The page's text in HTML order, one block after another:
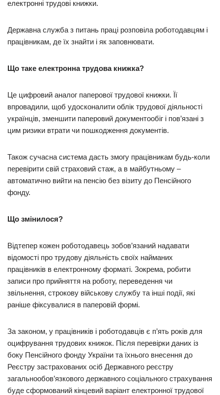
електронні трудові книжки.
Державна служба з питань праці розповіла роботодавцям і
працівникам, де їх знайти і як заповнювати.
Що таке електронна трудова книжка?
Це цифровий аналог паперової трудової книжки. Її
впровадили, щоб удосконалити облік трудової діяльності
українців, зменшити паперовий документообіг і пов’язані з
цим ризики втрати чи пошкодження документів.
Також сучасна система дасть змогу працівникам будь-коли
перевірити свій страховий стаж, а в майбутньому –
автоматично вийти на пенсію без візиту до Пенсійного
фонду.
Що змінилося?
Відтепер кожен роботодавець зобов’язаний надавати
відомості про трудову діяльність своїх найманих
працівників в електронному форматі. Зокрема, робити
записи про прийняття на роботу, переведення чи
звільнення, строкову військову службу та інші події, які
раніше фіксувалися в паперовій формі.
За законом, у працівників і роботодавців є п’ять років для
оцифрування трудових книжок. Після перевірки даних із
боку Пенсійного фонду України та їхнього внесення до
Реєстру застрахованих осіб Державного реєстру
загальнообов’язкового державного соціального страхування
буде сформований кінцевий варіант електронної трудової